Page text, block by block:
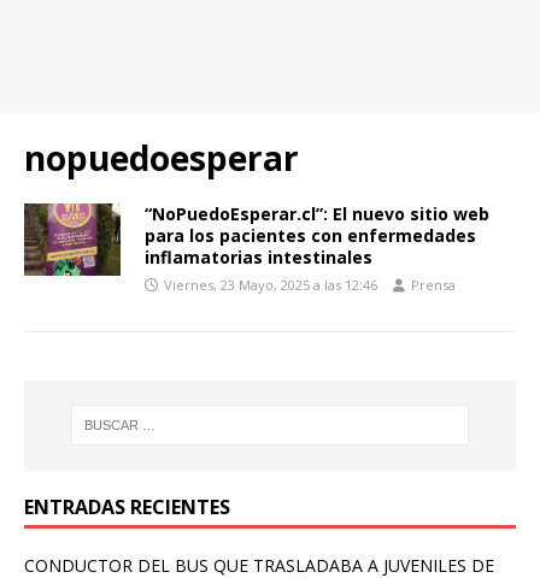
nopuedoesperar
“NoPuedoEsperar.cl”: El nuevo sitio web
para los pacientes con enfermedades
inflamatorias intestinales
Viernes, 23 Mayo, 2025 a las 12:46 Prensa
ENTRADAS RECIENTES
CONDUCTOR DEL BUS QUE TRASLADABA A JUVENILES DE